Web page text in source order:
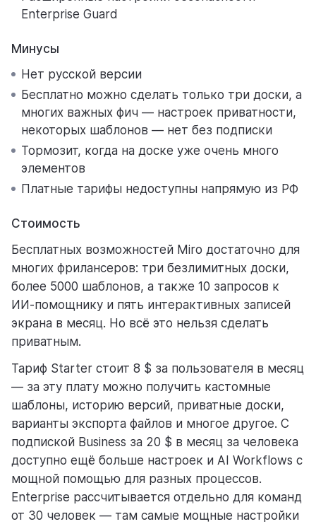
Enterprise Guard
Минусы
Нет русской версии
Бесплатно можно сделать только три доски, а
многих важных фич — настроек приватности,
некоторых шаблонов — нет без подписки
Тормозит, когда на доске уже очень много
элементов
Платные тарифы недоступны напрямую из РФ
Стоимость
Бесплатных возможностей Miro достаточно для
многих фрилансеров: три безлимитных доски,
более 5000 шаблонов, а также 10 запросов к
ИИ-помощнику и пять интерактивных записей
экрана в месяц. Но всё это нельзя сделать
приватным.
Тариф Starter стоит 8 $ за пользователя в месяц
— за эту плату можно получить кастомные
шаблоны, историю версий, приватные доски,
варианты экспорта файлов и многое другое. С
подпиской Business за 20 $ в месяц за человека
доступно ещё больше настроек и AI Workflows с
мощной помощью для разных процессов.
Enterprise рассчитывается отдельно для команд
от 30 человек — там самые мощные настройки